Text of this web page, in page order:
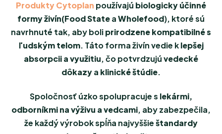
Produkty Cytoplan používajú biologicky účinné
formy živín(Food StateaWholefood), ktoré sú
navrhnuté tak, aby boliprirodzene kompatibilné s
ľudským telom. Táto forma živín vedie klepšej
absorpcii a využitiu, čo potvrdzujúvedecké
dôkazya klinické štúdie.
Spoločnosť úzko spolupracuje s lekármi,
odborníkmi na výživu a vedcami, aby zabezpečila,
že každý výrobok spĺňa najvyššieštandardy